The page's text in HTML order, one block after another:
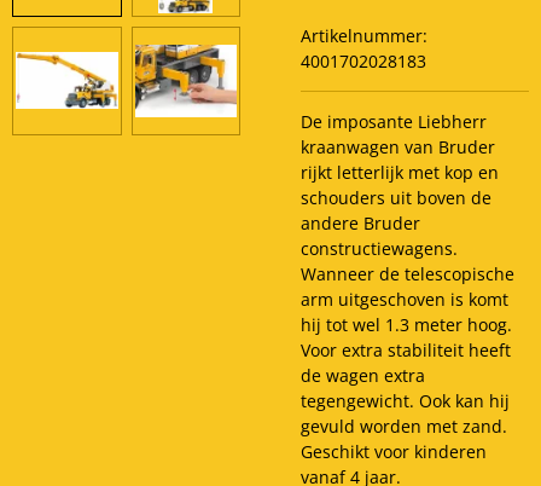
Artikelnummer:
4001702028183
De imposante Liebherr
kraanwagen van Bruder
rijkt letterlijk met kop en
schouders uit boven de
andere Bruder
constructiewagens.
Wanneer de telescopische
arm uitgeschoven is komt
hij tot wel 1.3 meter hoog.
Voor extra stabiliteit heeft
de wagen extra
tegengewicht. Ook kan hij
gevuld worden met zand.
Geschikt voor kinderen
vanaf 4 jaar.